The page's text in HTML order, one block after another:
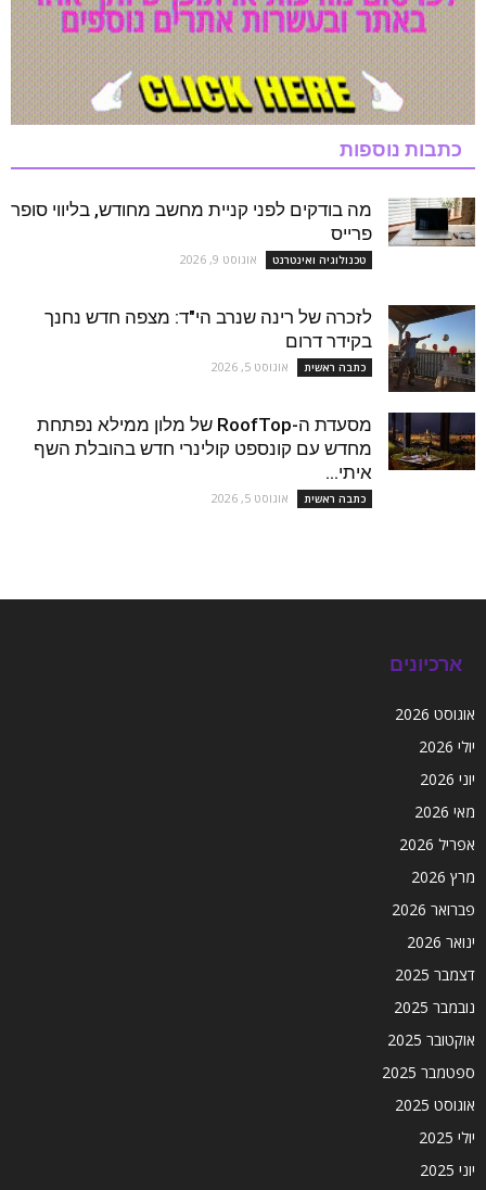
כתבות נוספות
מה בודקים לפני קניית מחשב מחודש, בליווי סופר
פרייס
טכנולוגיה ואינטרנט אוגוסט 9, 2026
לזכרה של רינה שנרב הי"ד: מצפה חדש נחנך
בקידר דרום
כתבה ראשית אוגוסט 5, 2026
מסעדת ה-RoofTop של מלון ממילא נפתחת
מחדש עם קונספט קולינרי חדש בהובלת השף
איתי...
כתבה ראשית אוגוסט 5, 2026
ארכיונים
אוגוסט 2026
יולי 2026
יוני 2026
מאי 2026
אפריל 2026
מרץ 2026
פברואר 2026
ינואר 2026
דצמבר 2025
נובמבר 2025
אוקטובר 2025
ספטמבר 2025
אוגוסט 2025
יולי 2025
יוני 2025